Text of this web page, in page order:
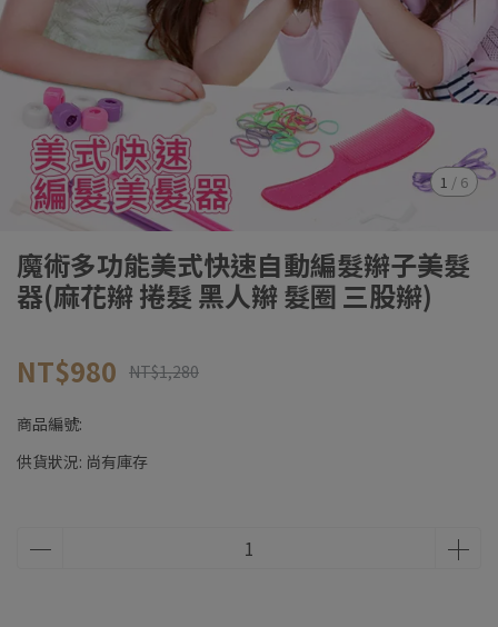
1 / 6
魔術多功能美式快速自動編髮辮子美髮
器(麻花辮 捲髮 黑人辮 髮圈 三股辮)
NT$980 NT$1,280
商品編號:
供貨狀況: 尚有庫存